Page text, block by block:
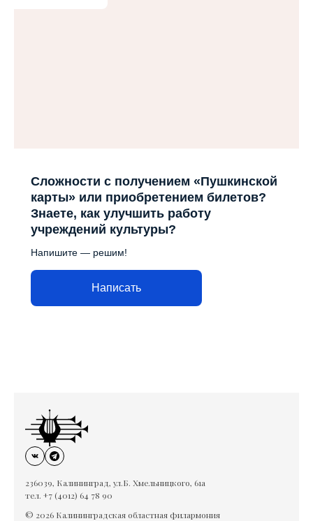
Сложности с получением «Пушкинской
карты» или приобретением билетов?
Знаете, как улучшить работу
учреждений культуры?
Напишите — решим!
Написать
236039, Калининград, ул.Б. Хмельницкого, 61а
тел. +7 (4012) 64 78 90
© 2026 Калининградская областная филармония